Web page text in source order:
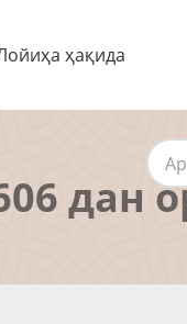
ҳақида
дан